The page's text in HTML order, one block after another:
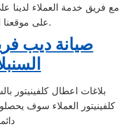
مع فريق خدمة العملاء لدينا
على موقعنا الالكتروني.
صيانة ديب
بلاغات اعطال كلفينيتور
كلفينيتور العملاء سوف